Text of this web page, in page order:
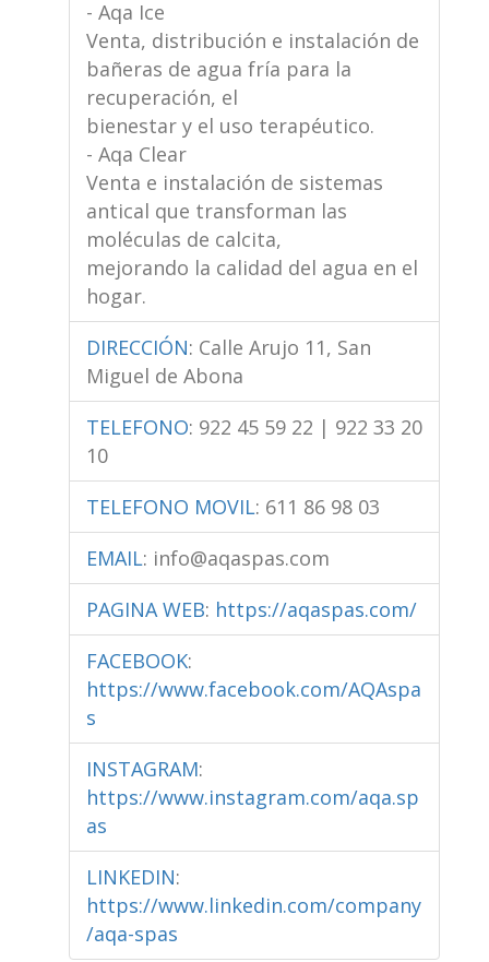
- Aqa Ice
Venta, distribución e instalación de
bañeras de agua fría para la
recuperación, el
bienestar y el uso terapéutico.
- Aqa Clear
Venta e instalación de sistemas
antical que transforman las
moléculas de calcita,
mejorando la calidad del agua en el
hogar.
DIRECCIÓN: Calle Arujo 11, San
Miguel de Abona
TELEFONO: 922 45 59 22 | 922 33 20
10
TELEFONO MOVIL: 611 86 98 03
EMAIL: info@aqaspas.com
PAGINA WEB: https://aqaspas.com/
FACEBOOK:
https://www.facebook.com/AQAspa
s
INSTAGRAM:
https://www.instagram.com/aqa.sp
as
LINKEDIN:
https://www.linkedin.com/company
/aqa-spas